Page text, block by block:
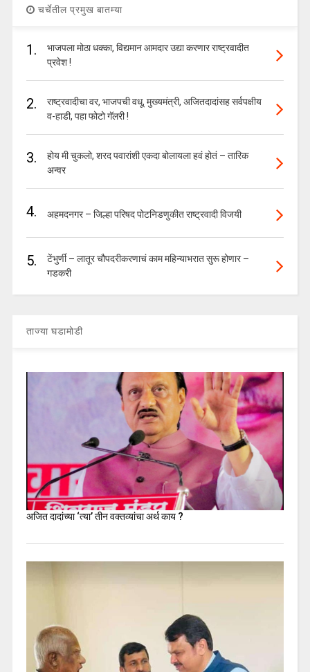
चर्चेतील प्रमुख बातम्या
1.
भाजपला मोठा धक्का, विद्यमान आमदार उद्या करणार राष्ट्रवादीत
प्रवेश !
2.
राष्ट्रवादीचा वर, भाजपची वधू, मुख्यमंत्री, अजितदादांसह सर्वपक्षीय
व-हाडी, पहा फोटो गॅलरी !
3.
होय मी चुकलो, शरद पवारांशी एकदा बोलायला हवं होतं – तारिक
अन्वर
4. अहमदनगर – जिल्हा परिषद पोटनिडणुकीत राष्ट्रवादी विजयी
5.
टेंभुर्णी – लातूर चौपदरीकरणाचं काम महिन्याभरात सुरू होणार –
गडकरी
ताज्या घडामोडी
अजित दादांच्या ‘त्या’ तीन वक्तव्यांचा अर्थ काय ?